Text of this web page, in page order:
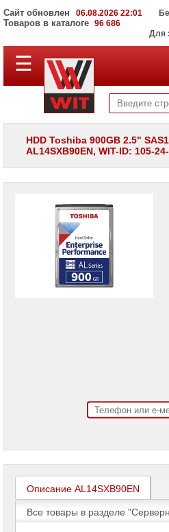
Сайт обновлен 06.08.2026 22:01
Товаров в каталоге 96 686
Для
ПОЛНЫЙ
КАТАЛОГ
Корпоративные
серверы
WIT
хранения
Мониторы
Name
Принтеры
плоттеры
МФУ
Серверы
☰
HDD Toshiba 900GB 2.5"
AL14SXB90EN, WIT-ID: 105-
Описание AL14SXB90EN
Все товары в разделе